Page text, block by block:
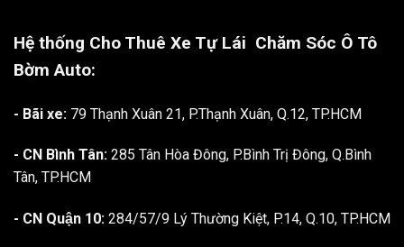
Hệ thống Cho Thuê Xe Tự Lái Chăm Sóc Ô Tô
Bờm Auto:
- Bãi xe: 79 Thạnh Xuân 21, P.Thạnh Xuân, Q.12, TP.HCM
- CN Bình Tân: 285 Tân Hòa Đông, P.Bình Trị Đông, Q.Bình
Tân, TP.HCM
- CN Quận 10: 284/57/9 Lý Thường Kiệt, P.14, Q.10, TP.HCM